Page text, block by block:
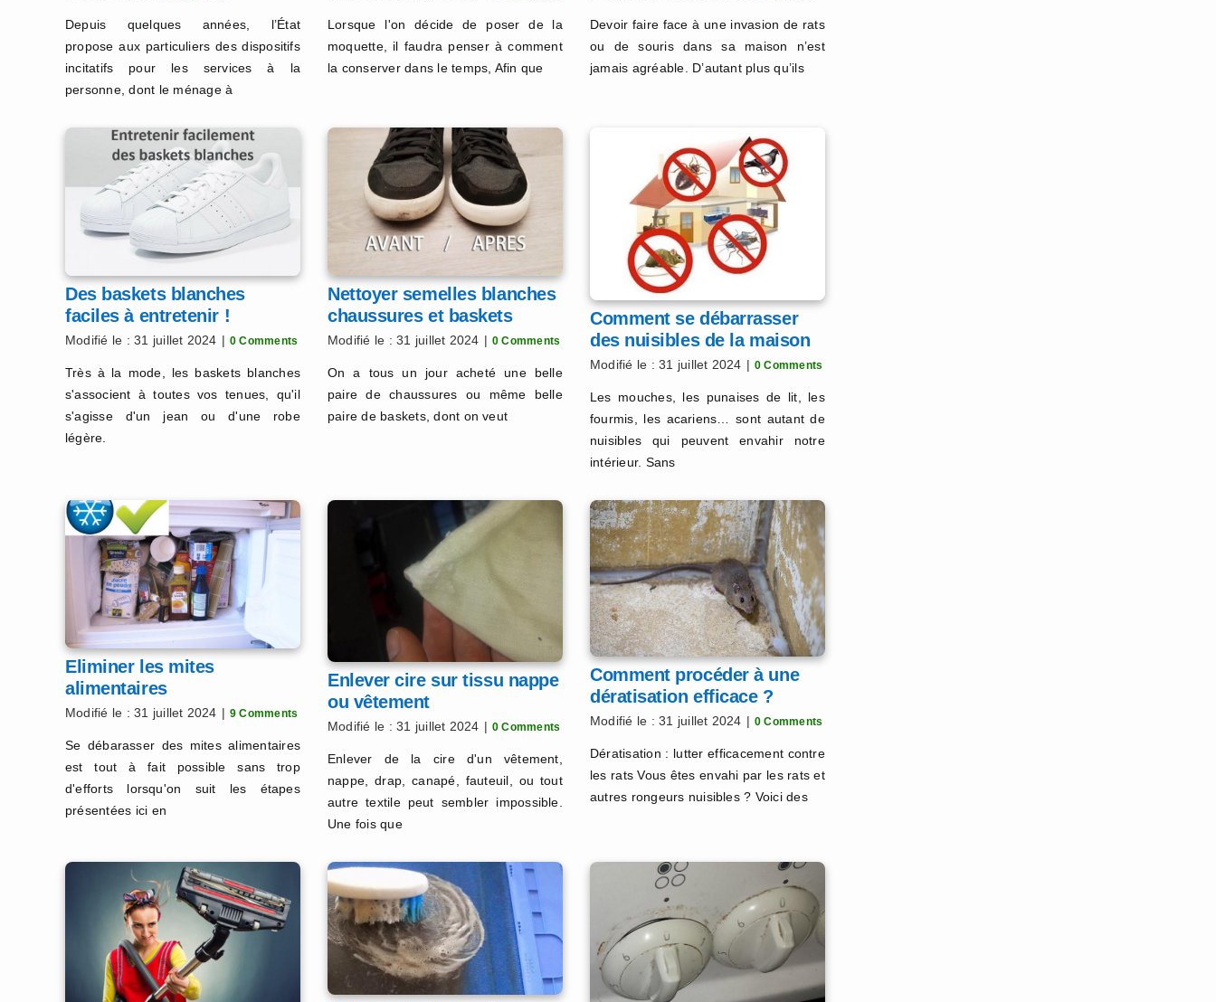
Depuis quelques années, l’État
propose aux particuliers des dispositifs
incitatifs pour les services à la
personne, dont le ménage à
Lorsque l'on décide de poser de la
moquette, il faudra penser à comment
la conserver dans le temps, Afin que
Devoir faire face à une invasion de rats
ou de souris dans sa maison n’est
jamais agréable. D’autant plus qu’ils
Des baskets blanches
faciles à entretenir !
Modifié le : 31 juillet 2024 | 0 Comments
Très à la mode, les baskets blanches
s'associent à toutes vos tenues, qu'il
s'agisse d'un jean ou d'une robe
légère.
Nettoyer semelles blanches
chaussures et baskets
Modifié le : 31 juillet 2024 | 0 Comments
On a tous un jour acheté une belle
paire de chaussures ou même belle
paire de baskets, dont on veut
Comment se débarrasser
des nuisibles de la maison
?
Modifié le : 31 juillet 2024 | 0 Comments
Les mouches, les punaises de lit, les
fourmis, les acariens… sont autant de
nuisibles qui peuvent envahir notre
intérieur. Sans
Eliminer les mites
alimentaires
Modifié le : 31 juillet 2024 | 9 Comments
Se débarasser des mites alimentaires
est tout à fait possible sans trop
d'efforts lorsqu'on suit les étapes
présentées ici en
Enlever cire sur tissu nappe
ou vêtement
Modifié le : 31 juillet 2024 | 0 Comments
Enlever de la cire d'un vêtement,
nappe, drap, canapé, fauteuil, ou tout
autre textile peut sembler impossible.
Une fois que
Comment procéder à une
dératisation efficace ?
Modifié le : 31 juillet 2024 | 0 Comments
Dératisation : lutter efficacement contre
les rats Vous êtes envahi par les rats et
autres rongeurs nuisibles ? Voici des